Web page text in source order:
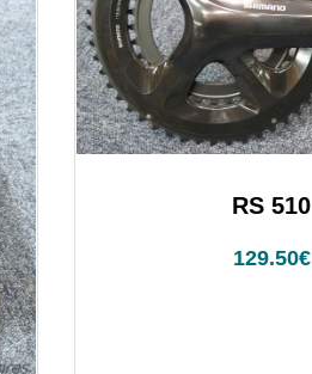
RS 510
129.50€